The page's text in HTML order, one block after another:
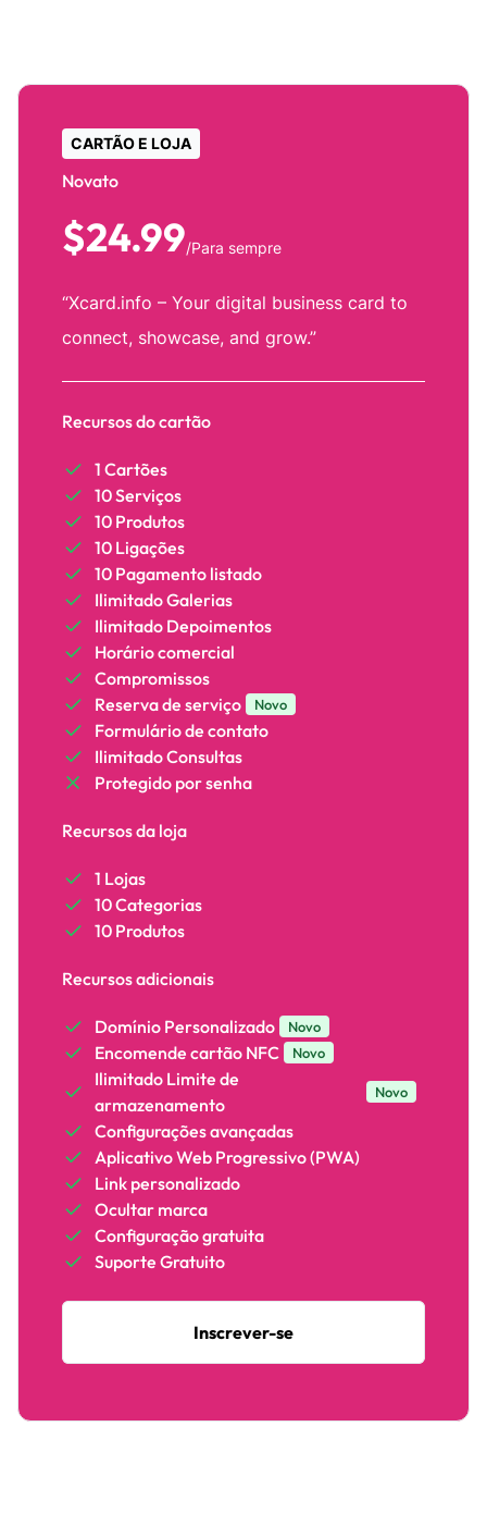
CARTÃO E LOJA
Novato
$24.99/Para sempre
“Xcard.info – Your digital business card to
connect, showcase, and grow.”
Recursos do cartão
1 Cartões
10 Serviços
10 Produtos
10 Ligações
10 Pagamento listado
Ilimitado Galerias
Ilimitado Depoimentos
Horário comercial
Compromissos
Reserva de serviço
Novo
Formulário de contato
Ilimitado Consultas
Protegido por senha
Recursos da loja
1 Lojas
10 Categorias
10 Produtos
Recursos adicionais
Domínio Personalizado Novo
Encomende cartão NFC Novo
Ilimitado Limite de
armazenamento
Novo
Configurações avançadas
Aplicativo Web Progressivo (PWA)
Link personalizado
Ocultar marca
Configuração gratuita
Suporte Gratuito
Inscrever-se